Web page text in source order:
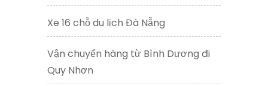
Xe 16 chỗ du lịch Đà Nẵng
Vận chuyển hàng từ Bình Dương đi
Quy Nhơn